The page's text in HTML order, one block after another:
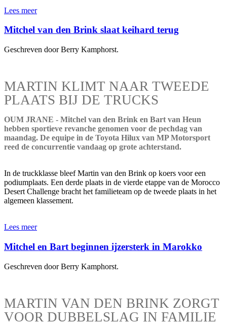
Lees meer
Mitchel van den Brink slaat keihard terug
Geschreven door Berry Kamphorst.
MARTIN KLIMT NAAR TWEEDE
PLAATS BIJ DE TRUCKS
OUM JRANE - Mitchel van den Brink en Bart van Heun
hebben sportieve revanche genomen voor de pechdag van
maandag. De equipe in de Toyota Hilux van MP Motorsport
reed de concurrentie vandaag op grote achterstand.
In de truckklasse bleef Martin van den Brink op koers voor een
podiumplaats. Een derde plaats in de vierde etappe van de Morocco
Desert Challenge bracht het familieteam op de tweede plaats in het
algemeen klassement.
Lees meer
Mitchel en Bart beginnen ijzersterk in Marokko
Geschreven door Berry Kamphorst.
MARTIN VAN DEN BRINK ZORGT
VOOR DUBBELSLAG IN FAMILIE